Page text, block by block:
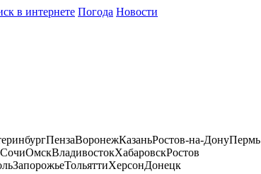
в интернете Погода Новости
ПензаВоронежКазаньРостов-на-ДонуПермь
СочиОмскВладивостокХабаровскРостов
ЗапорожьеТольяттиХерсонДонецк